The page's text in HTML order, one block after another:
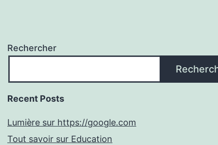
Rechercher
Recent Posts
Lumière sur https://google.com
Tout savoir sur Education